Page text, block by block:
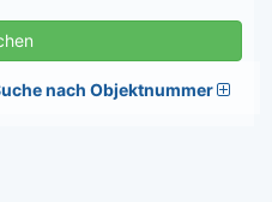
nach Objektnummer